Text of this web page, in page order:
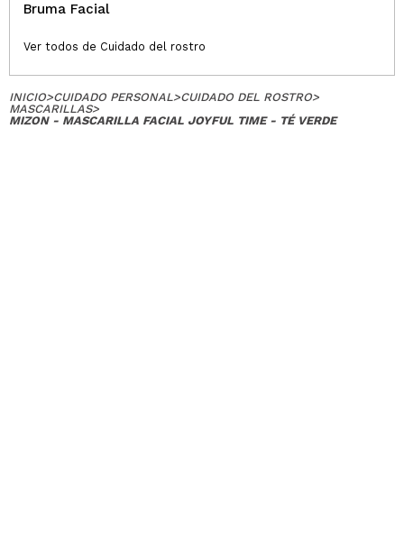
Bruma Facial
Ver todos de Cuidado del rostro
INICIO>CUIDADO PERSONAL>CUIDADO DEL ROSTRO>
MASCARILLAS>
MIZON - MASCARILLA FACIAL JOYFUL TIME - TÉ VERDE